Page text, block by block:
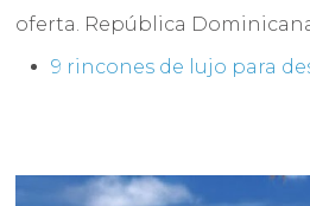
oferta. República
9 rincones de lujo para